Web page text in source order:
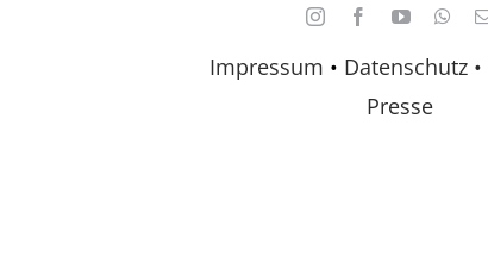
Impressum • Datenschutz •
Presse